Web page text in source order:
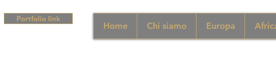
Portfolio link
Home Chi siamo Europa